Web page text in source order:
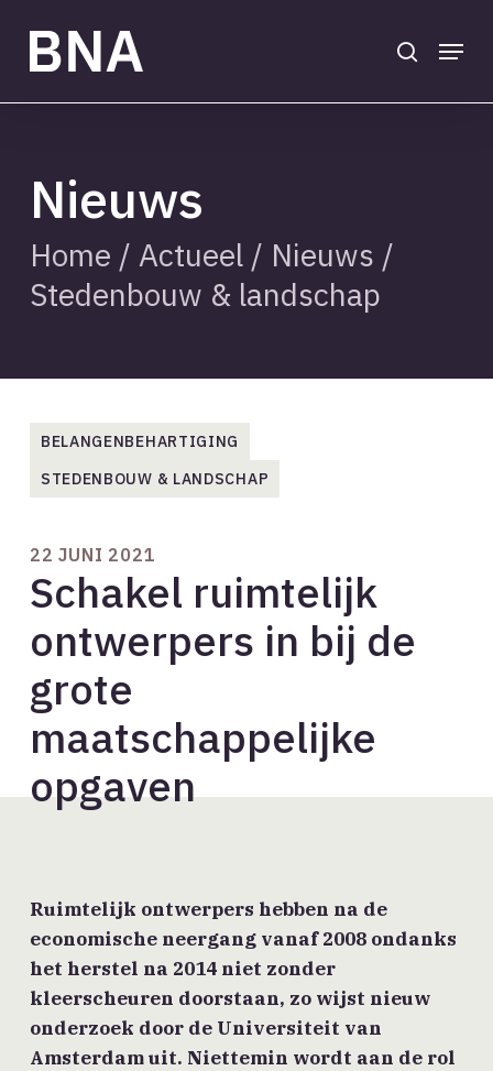
main
Menu
Nieuws
Home / Actueel/ Nieuws /
Stedenbouw & landschap
BELANGENBEHARTIGING
STEDENBOUW & LANDSCHAP
22 JUNI 2021
Schakel ruimtelijk
ontwerpers in bij de
grote
maatschappelijke
opgaven
Ruimtelijk ontwerpers hebben na de
economische neergang vanaf 2008 ondanks
het herstel na 2014 niet zonder
kleerscheuren doorstaan, zo wijst nieuw
onderzoek door de Universiteit van
Amsterdam uit. Niettemin wordt aan de rol
Close